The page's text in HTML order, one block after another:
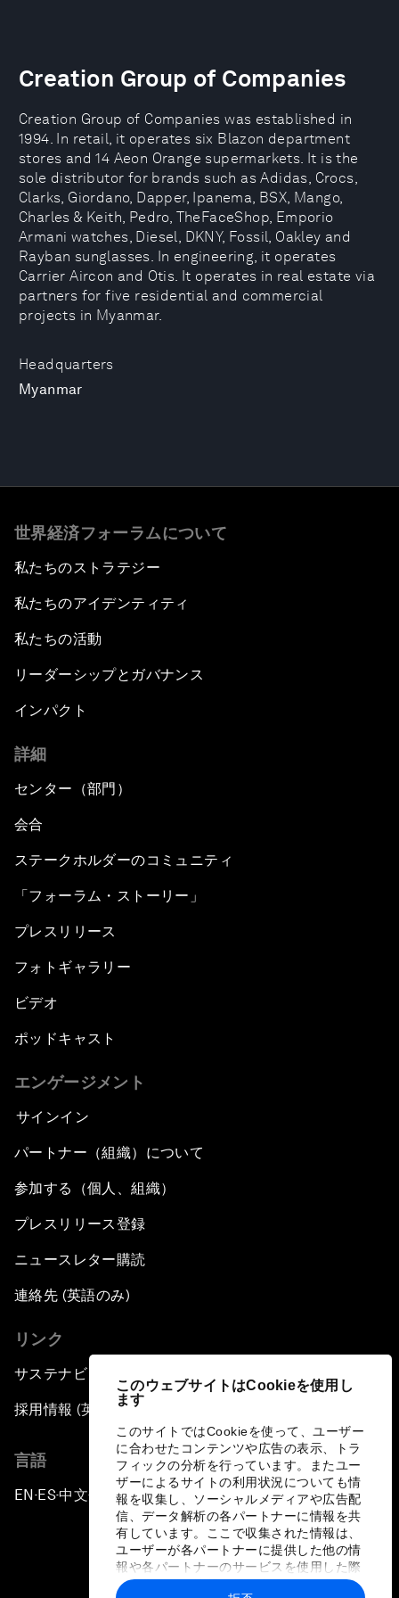
このウェブサイトはCookieを使用し
ます
このサイトではCookieを使って、ユーザー
に合わせたコンテンツや広告の表示、トラ
フィックの分析を行っています。またユー
ザーによるサイトの利用状況についても情
報を収集し、ソーシャルメディアや広告配
信、データ解析の各パートナーに情報を共
有しています。ここで収集された情報は、
ユーザーが各パートナーに提供した他の情
報や各パートナーのサービスを使用した際
に収集された情報と組み合わされ、各パー
Headquarters
Myanmar
Creation Group of Companies
Creation Group of Companies was established in
1994. In retail, it operates six Blazon department
stores and 14 Aeon Orange supermarkets. It is the
sole distributor for brands such as Adidas, Crocs,
Clarks, Giordano, Dapper, Ipanema, BSX, Mango,
Charles & Keith, Pedro, TheFaceShop, Emporio
Armani watches, Diesel, DKNY, Fossil, Oakley and
Rayban sunglasses. In engineering, it operates
Carrier Aircon and Otis. It operates in real estate via
partners for five residential and commercial
projects in Myanmar.
世界経済フォーラムについて
私たちのストラテジー
私たちのアイデンティティ
私たちの活動
リーダーシップとガバナンス
インパクト
詳細
センター（部門）
会合
ステークホルダーのコミュニティ
「フォーラム・ストーリー」
プレスリリース
フォトギャラリー
ビデオ
ポッドキャスト
エンゲージメント
サインイン
パートナー（組織）について
参加する（個人、組織）
プレスリリース登録
ニュースレター購読
連絡先 (英語のみ)
リンク
サステナビリティへの取り組み
採用情報 (英語のみ)
言語
EN ▪ES▪中文▪ 日本語